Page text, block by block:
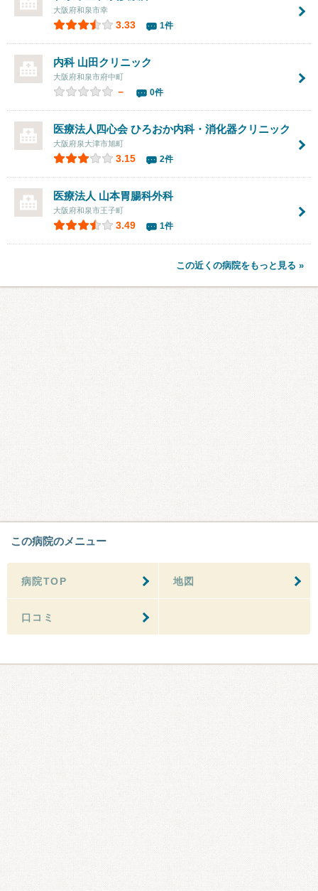
大阪府和泉市幸
3.33 1件
内科 山田クリニック
大阪府和泉市府中町
－ 0件
医療法人四心会 ひろおか内科・消化器クリニック
大阪府泉大津市旭町
3.15 2件
医療法人 山本胃腸科外科
大阪府和泉市王子町
3.49 1件
この近くの病院をもっと見る »
この病院のメニュー
病院TOP 地図
口コミ